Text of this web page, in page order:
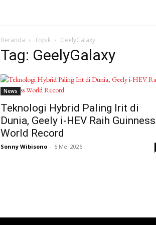
Beranda Topik GeelyGalaxy
Tag: GeelyGalaxy
News
Teknologi Hybrid Paling Irit di
Dunia, Geely i-HEV Raih Guinness
World Record
Sonny Wibisono - 6 Mei 2026